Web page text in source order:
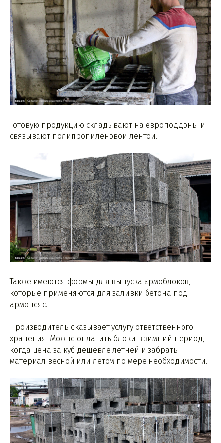
Готовую продукцию складывают на европоддоны и
связывают полипропиленовой лентой.
Также имеются формы для выпуска армоблоков,
которые применяются для заливки бетона под
армопояс.
Производитель оказывает услугу ответственного
хранения. Можно оплатить блоки в зимний период,
когда цена за куб дешевле летней и забрать
материал весной или летом по мере необходимости.